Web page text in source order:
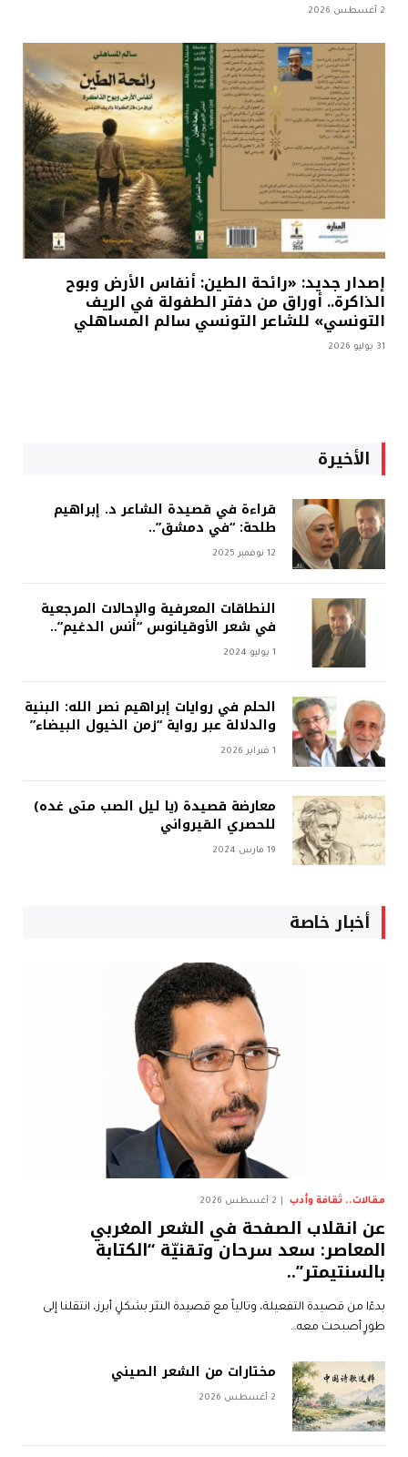
2 أغسطس 2026
إصدار جديد: «رائحة الطين: أنفاس الأرض وبوح
الذاكرة.. أوراق من دفتر الطفولة في الريف
التونسي» للشاعر التونسي سالم المساهلي
31 يوليو 2026
الأخيرة
قراءة في قصيدة الشاعر د. إبراهيم
طلحة: “في دمشق”..
12 نوفمبر 2025
النطاقات المعرفية والإحالات المرجعية
في شعر الأوقيانوس “أنس الدغيم”..
1 يوليو 2024
الحلم في روايات إبراهيم نصر الله: البنية
والدلالة عبر رواية “زمن الخيول البيضاء”
1 فبراير 2026
معارضة قصيدة (يا ليل الصب متى غده)
للحصري القيرواني
19 مارس 2024
أخبار خاصة
مقالات.. ثقافة وأدب 2 أغسطس 2026
عن انقلاب الصفحة في الشعر المغربي
المعاصر: سعد سرحان وتقنيّة “الكتابة
بالسنتيمتر”..
بدءًا من قصيدة التفعيلة، وتالياً مع قصيدة النثر بشكلٍ أبرز، انتقلنا إلى
طورٍ أصبحت معه…
مختارات من الشعر الصيني
2 أغسطس 2026